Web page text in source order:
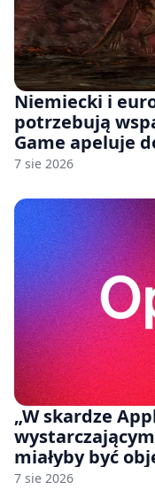
Niemiecki i
potrzebują
Game apeluje
7 sie 2026
„W skardze
miałyby być
handlowej”.
7 sie 2026